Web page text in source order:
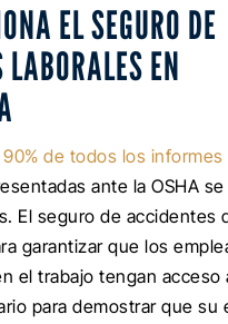
EL SEGURO DE
EN
de todos los informes
ante la OSHA
El seguro de accidentes
garantizar que los
el trabajo tengan acceso
para demostrar que su